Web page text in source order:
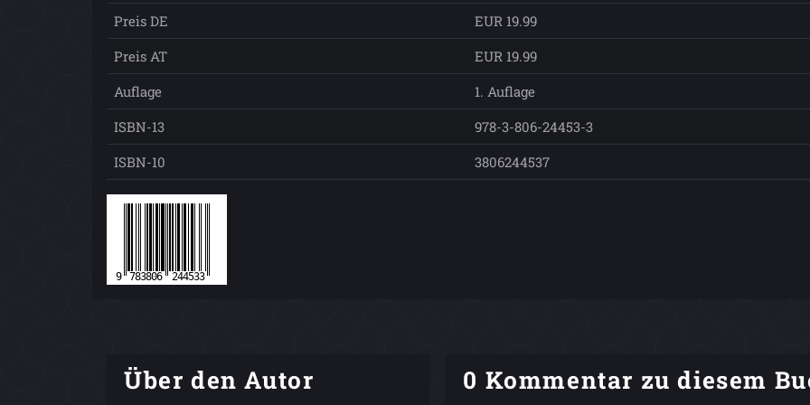
Preis DE
EUR 19.99
Preis AT
EUR 19.99
Auflage
1. Auflage
ISBN-13
978-3-806-24453-3
ISBN-10
3806244537
Über den Autor 0 Kommentar zu diesem